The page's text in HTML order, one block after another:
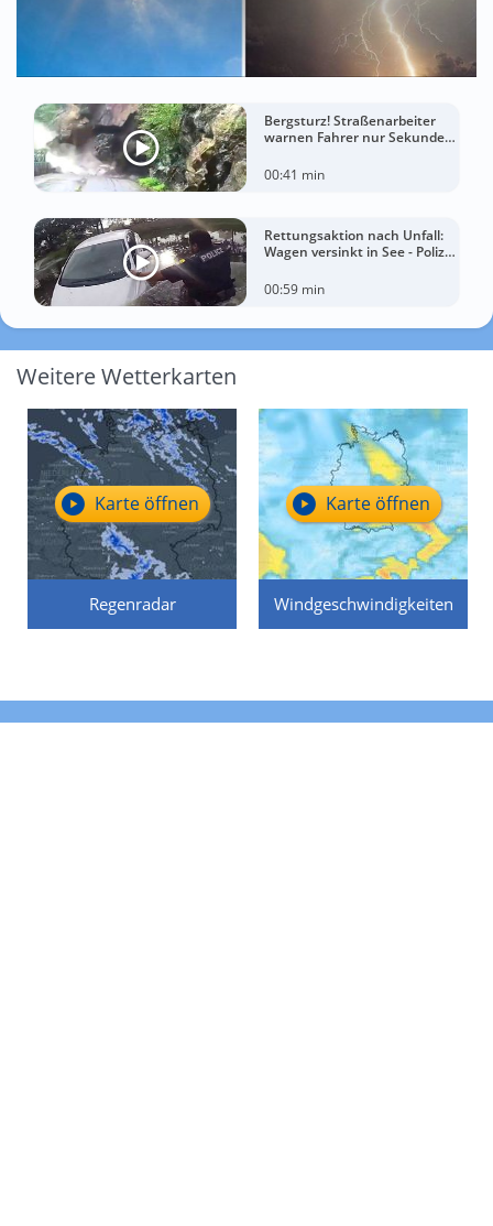
Bergsturz! Straßenarbeiter
warnen Fahrer nur Sekunden
00:41 min
Rettungsaktion nach Unfall:
Wagen versinkt in See - Polizei
00:59 min
Weitere Wetterkarten
Regenradar
Karte öffnen
Windgeschwindigkeiten
Karte öffnen